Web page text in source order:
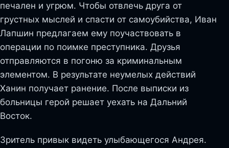
печален и угрюм. Чтобы отвлечь друга от
грустных мыслей и спасти от самоубийства, Иван
Лапшин предлагаем ему поучаствовать в
операции по поимке преступника. Друзья
отправляются в погоню за криминальным
элементом. В результате неумелых действий
Ханин получает ранение. После выписки из
больницы герой решает уехать на Дальний
Восток.
Зритель привык видеть улыбающегося Андрея.